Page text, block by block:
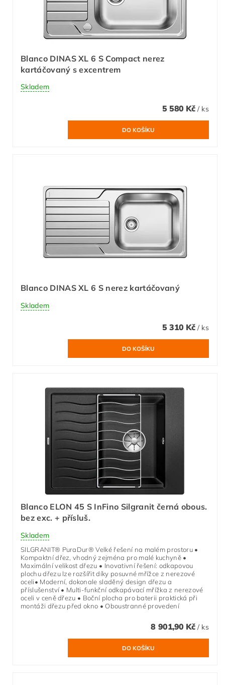
Blanco DINAS XL 6 S Compact nerez
kartáčovaný s excentrem
Skladem
5 580 Kč / ks
Blanco DINAS XL 6 S nerez kartáčovaný
Skladem
5 310 Kč / ks
Blanco ELON 45 S InFino Silgranit černá obous.
bez exc. + přísluš.
Skladem
SILGRANIT® PuraDur® Velké řešení na malém prostoru •
Kompaktní dřez, vhodný zejména pro malé kuchyně •
Maximální velikost dřezu • Inovativní řešení: odkapovou
plochu dřezu lze rozšířit díky posuvné mřížce z nerezové
oceli• Moderní, dokonale sladěný design dřezu a
příslušenství • Multi-funkční odkapávací mřížka z nerezové
oceli v ceně dřezu • Boční plocha pro baterii praktická při
montáži dřezu před okno • Oboustranné provedení
8 901,90 Kč / ks